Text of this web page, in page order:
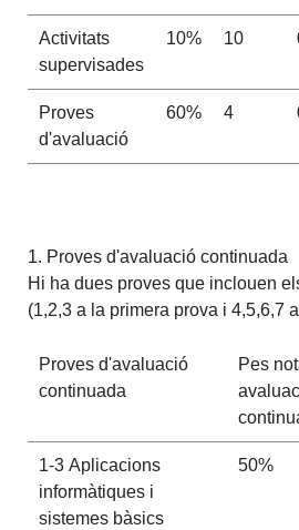
Activitats
supervisades
10% 10
Proves
d'avaluació
60% 4
1. Proves d'avaluació continuada
Hi ha dues proves que inclouen
(1,2,3 a la primera prova i 4,5,6,7
Proves d'avaluació
continuada
Pes
1-3 Aplicacions
informàtiques i
sistemes bàsics
50%